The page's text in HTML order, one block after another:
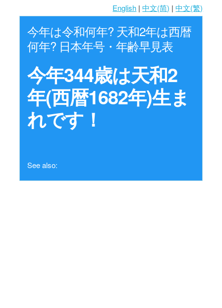
English |中文(简) |中文(繁)
今年は令和何年? 天和2年は西暦
何年? 日本年号・年齢早見表
今年344歳は天和2
年(西暦1682年)生ま
れです！
See also: